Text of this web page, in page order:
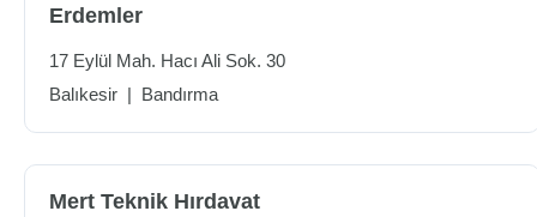
Erdemler
17 Eylül Mah. Hacı Ali Sok. 30
Balıkesir | Bandırma
Mert Teknik Hırdavat